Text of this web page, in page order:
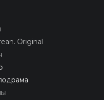
Original